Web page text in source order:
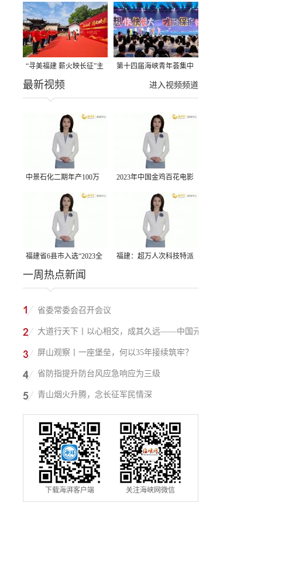
晒秋，福建人这样过才够
味→
“寻美福建 薪火映长征”主
题活动在龙岩长汀启动
第十四届海峡青年荟集中
阶段活动在福州举行
进入视频频道
最新视频
中景石化二期年产100万
吨丙烷脱氢项目建成中交
2023年中国金鸡百花电影
节有福电影巡展31日启动
福建省6县市入选“2023全
国县域发展潜力百强县”
福建：超万人次科技特派
一周热点新闻
省委常委会召开会议
大道行天下丨以心相交，成其久远——中国元
首外交的世界情怀与大国气派
屏山观察丨一座堡垒，何以35年接续筑牢？
省防指提升防台风应急响应为三级
青山烟火升腾，念长征军民情深
下载海湃客户端 关注海峡网微信